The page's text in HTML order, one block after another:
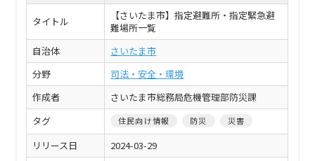
タイトル
【さいたま市】指定避難所・指定緊急避
難場所一覧
自治体
さいたま市
分野
司法・安全・環境
作成者
さいたま市総務局危機管理部防災課
タグ
住民向け情報 防災 災害
リリース日
2024-03-29